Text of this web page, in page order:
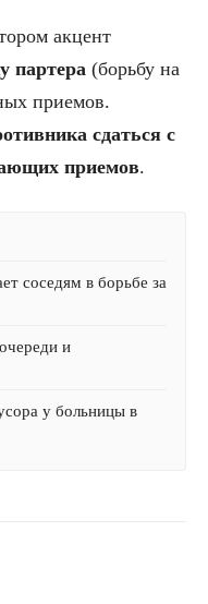
акцент
партера (борьбу на
приемов.
сдаться с
приемов.
соседям в борьбе за
и
у больницы в